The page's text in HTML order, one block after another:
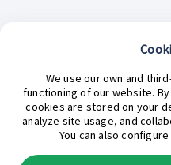
We use our own and
functioning of our website.
cookies are stored on your
analyze site usage, and
You can also